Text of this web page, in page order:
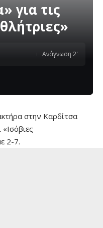
για τις
Ανάγνωση 2'
στην Καρδίτσα
2-7.